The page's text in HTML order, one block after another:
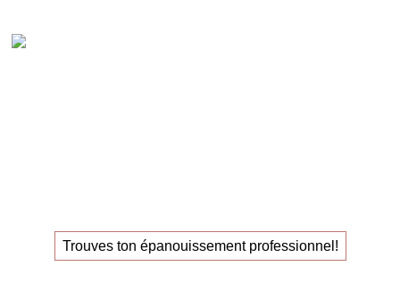
Trouves ton épanouissement professionnel!